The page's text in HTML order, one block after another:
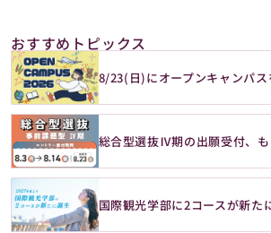
おすすめトピックス
8/23(日)にオープンキャンパス
総合型選抜Ⅳ期の出願受付、も
国際観光学部に2コースが新た